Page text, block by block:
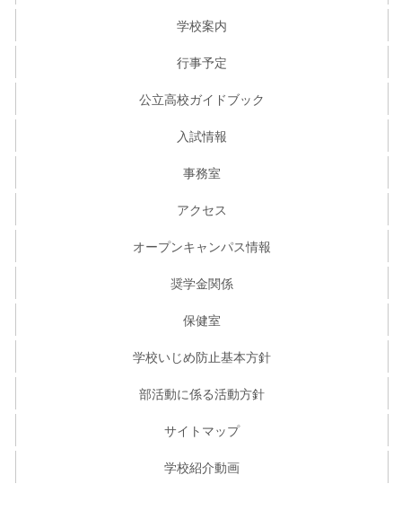
学校案内
行事予定
公立高校ガイドブック
入試情報
事務室
アクセス
オープンキャンパス情報
奨学金関係
保健室
学校いじめ防止基本方針
部活動に係る活動方針
サイトマップ
学校紹介動画